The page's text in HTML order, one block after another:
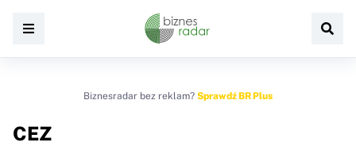
Biznesradar bez reklam? Sprawdź BR Plus
CEZ